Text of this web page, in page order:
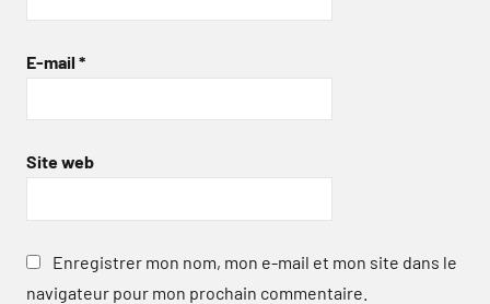
E-mail *
Site web
Enregistrer mon nom, mon e-mail et mon site dans le
navigateur pour mon prochain commentaire.